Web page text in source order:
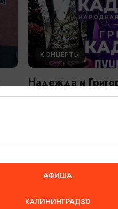
КОНЦЕРТЫ
Надежда и
Светлогорск, Театр
АФИША
КАЛИНИНГРАД80